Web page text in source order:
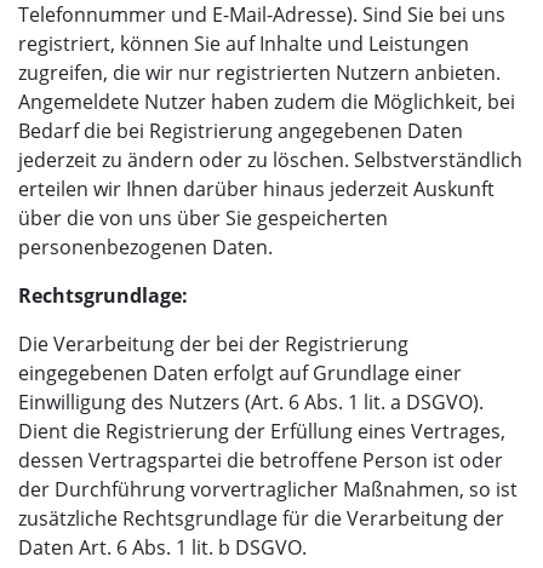
Telefonnummer und E-Mail-Adresse). Sind Sie bei uns
registriert, können Sie auf Inhalte und Leistungen
zugreifen, die wir nur registrierten Nutzern anbieten.
Angemeldete Nutzer haben zudem die Möglichkeit, bei
Bedarf die bei Registrierung angegebenen Daten
jederzeit zu ändern oder zu löschen. Selbstverständlich
erteilen wir Ihnen darüber hinaus jederzeit Auskunft
über die von uns über Sie gespeicherten
personenbezogenen Daten.
Rechtsgrundlage:
Die Verarbeitung der bei der Registrierung
eingegebenen Daten erfolgt auf Grundlage einer
Einwilligung des Nutzers (Art. 6 Abs. 1 lit. a DSGVO).
Dient die Registrierung der Erfüllung eines Vertrages,
dessen Vertragspartei die betroffene Person ist oder
der Durchführung vorvertraglicher Maßnahmen, so ist
zusätzliche Rechtsgrundlage für die Verarbeitung der
Daten Art. 6 Abs. 1 lit. b DSGVO.